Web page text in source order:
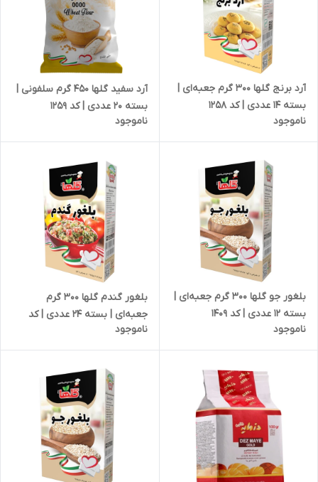
آرد برنج گلها 300 گرم جعبه‌ای |
بسته 14 عددی | کد 1258
ناموجود
آرد سفید گلها 450 گرم سلفونی |
بسته 20 عددی | کد 1259
ناموجود
بلغور جو گلها 300 گرم جعبه‌ای |
بسته 12 عددی | کد 1409
ناموجود
بلغور گندم گلها 300 گرم
جعبه‌ای | بسته 24 عددی | کد
1349
ناموجود